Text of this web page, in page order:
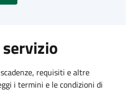
requisiti e altre
i termini e le condizioni di